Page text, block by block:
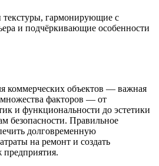
текстуры, гармонирующие с
и подчёркивающие особенности
коммерческих объектов — важная
множества факторов — от
и функциональности до эстетики
безопасности. Правильное
долговременную
на ремонт и создать